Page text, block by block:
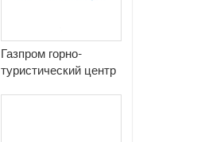
Газпром горно-
туристический центр